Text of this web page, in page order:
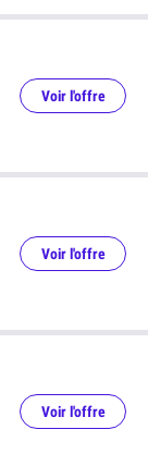
Voir l'offre
Voir l'offre
Voir l'offre